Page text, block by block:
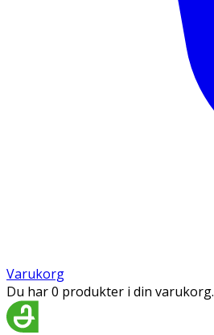
Varukorg
Du har 0 produkter i din varukorg.